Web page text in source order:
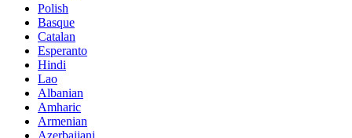
Polish
Basque
Catalan
Esperanto
Hindi
Lao
Albanian
Amharic
Armenian